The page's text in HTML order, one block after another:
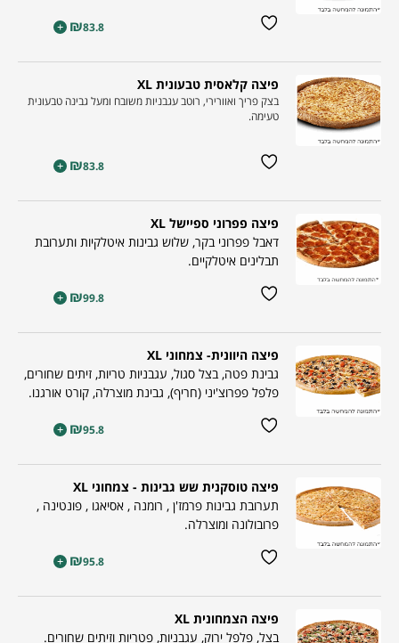
₪83.8
+
פיצה קלאסית טבעונית XL
בצק פריך ואוורירי, רוטב עגבניות משובח ומעל גבינה טבעונית
טעימה.
₪83.8
+
פיצה פפרוני ספיישל XL
דאבל פפרוני בקר, שלוש גבינות איטלקיות ותערובת
תבלינים איטלקיים.
₪99.8
+
פיצה היוונית- צמחוני XL
גבינת פטה, בצל סגול, עגבניות טריות, זיתים שחורים,
פלפל פפרוצ'יני (חריף), גבינת מוצרלה, קורט אורגנו.
₪95.8
+
פיצה טוסקנית שש גבינות - צמחוני XL
תערובת גבינות פרמז'ן , רומנה , אסיאגו , פונטינה ,
פרובולונה ומוצרלה.
₪95.8
+
פיצה הצמחונית XL
בצל, פלפל ירוק, עגבניות, פטריות וזיתים שחורים.